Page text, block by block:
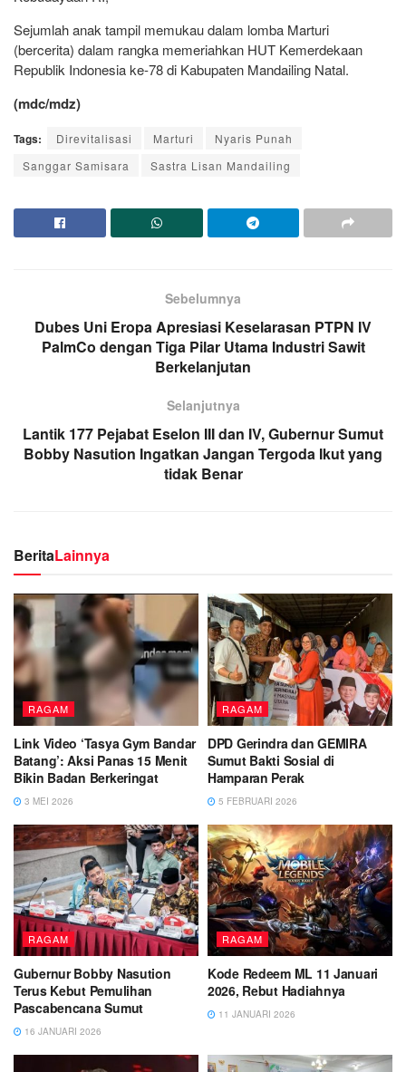
Sejumlah anak tampil memukau dalam lomba Marturi
(bercerita) dalam rangka memeriahkan HUT Kemerdekaan
Republik Indonesia ke-78 di Kabupaten Mandailing Natal.
(mdc/mdz)
Tags: Direvitalisasi Marturi
Nyaris Punah
Sanggar Samisara
Sastra Lisan Mandailing
Sebelumnya
Dubes Uni Eropa Apresiasi Keselarasan PTPN IV
PalmCo dengan Tiga Pilar Utama Industri Sawit
Berkelanjutan
Selanjutnya
Lantik 177 Pejabat Eselon III dan IV, Gubernur Sumut
Bobby Nasution Ingatkan Jangan Tergoda Ikut yang
tidak Benar
BeritaLainnya
RAGAM
Link Video ‘Tasya Gym Bandar
Batang’: Aksi Panas 15 Menit
Bikin Badan Berkeringat
3 MEI 2026
RAGAM
DPD Gerindra dan GEMIRA
Sumut Bakti Sosial di
Hamparan Perak
5 FEBRUARI 2026
RAGAM
Gubernur Bobby Nasution
Terus Kebut Pemulihan
Pascabencana Sumut
16 JANUARI 2026
RAGAM
Kode Redeem ML 11 Januari
2026, Rebut Hadiahnya
11 JANUARI 2026